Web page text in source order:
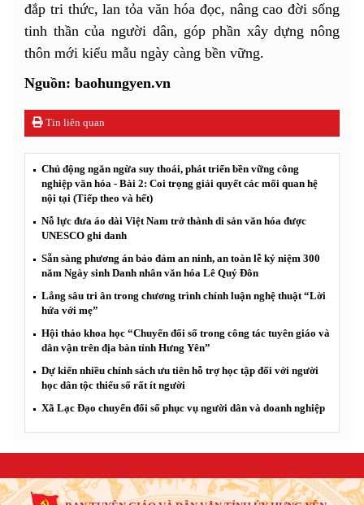
đắp tri thức, lan tỏa văn hóa đọc, nâng cao đời sống
tinh thần của người dân, góp phần xây dựng nông
thôn mới kiểu mẫu ngày càng bền vững.
Nguồn: baohungyen.vn
Tin liên quan
Chủ động ngăn ngừa suy thoái, phát triển bền vững công
nghiệp văn hóa - Bài 2: Coi trọng giải quyết các mối quan hệ
nội tại (Tiếp theo và hết)
Nỗ lực đưa áo dài Việt Nam trở thành di sản văn hóa được
UNESCO ghi danh
Sẵn sàng phương án bảo đảm an ninh, an toàn lễ kỷ niệm 300
năm Ngày sinh Danh nhân văn hóa Lê Quý Đôn
Lắng sâu tri ân trong chương trình chính luận nghệ thuật “Lời
hứa với mẹ”
Hội thảo khoa học “Chuyển đổi số trong công tác tuyên giáo và
dân vận trên địa bàn tỉnh Hưng Yên”
Dự kiến nhiều chính sách ưu tiên hỗ trợ học tập đối với người
học dân tộc thiểu số rất ít người
Xã Lạc Đạo chuyển đổi số phục vụ người dân và doanh nghiệp